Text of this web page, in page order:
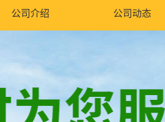
公司介绍 公司动态